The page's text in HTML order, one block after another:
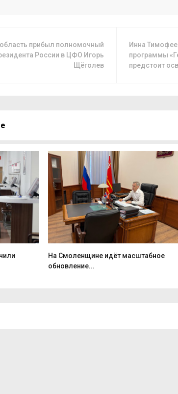
прибыл полномочный
России в ЦФО Игорь
Щёголев
Инна
программы
предстоит
На Смоленщине идёт масштабное
обновление...